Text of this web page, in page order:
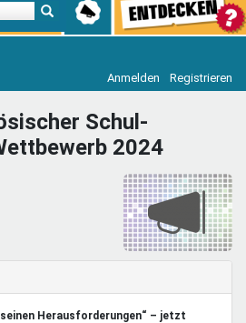
Anmelden Registrieren
Schul-
2024
Herausforderungen“ – jetzt